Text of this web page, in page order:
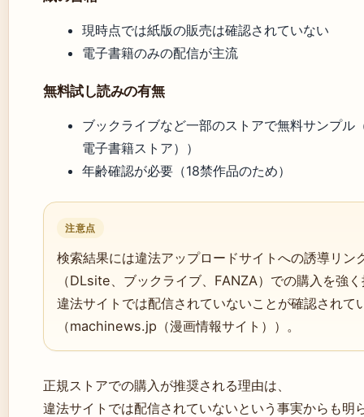
現時点では紙版の販売は確認されていない
電子書籍のみの配信が主流
無料試し読みの有無
ブックライブなど一部のストアで無料サンプ
電子書籍ストア））
年齢確認が必要（18禁作品のため）
注意点
検索結果には違法アップロードサイトへの誘導リ
（DLsite、ブックライブ、FANZA）での購入を強
違法サイトでは配信されていないことが確認されて
（machinews.jp（漫画情報サイト））。
正規ストアでの購入が推奨される理由は、
違法サイトでは配信されていないという事実からも明